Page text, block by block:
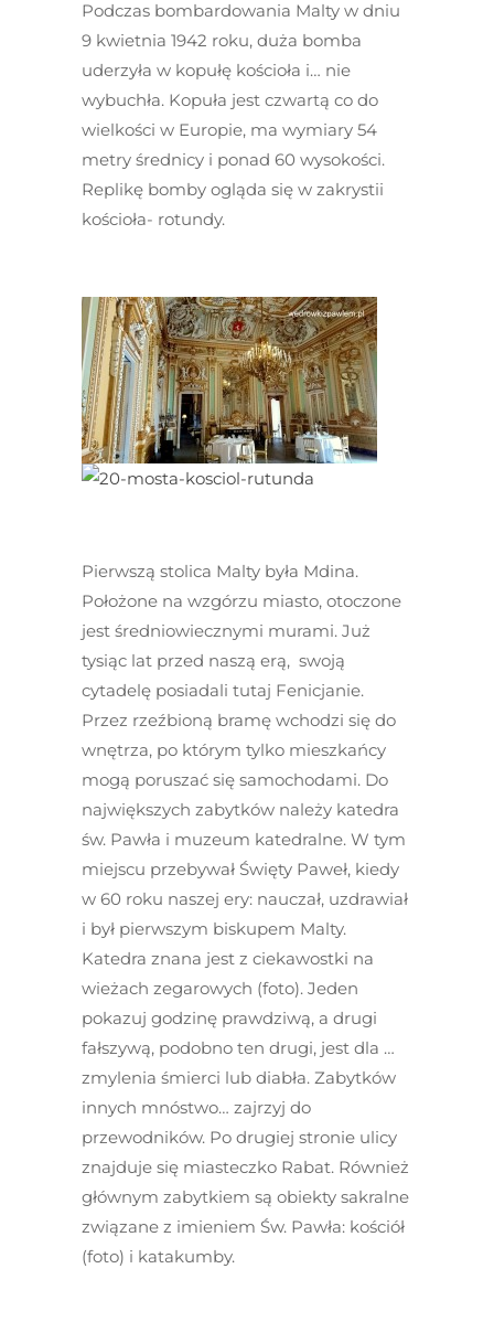
Podczas bombardowania Malty w dniu
9 kwietnia 1942 roku, duża bomba
uderzyła w kopułę kościoła i… nie
wybuchła. Kopuła jest czwartą co do
wielkości w Europie, ma wymiary 54
metry średnicy i ponad 60 wysokości.
Replikę bomby ogląda się w zakrystii
kościoła- rotundy.
Pierwszą stolica Malty była Mdina.
Położone na wzgórzu miasto, otoczone
jest średniowiecznymi murami. Już
tysiąc lat przed naszą erą, swoją
cytadelę posiadali tutaj Fenicjanie.
Przez rzeźbioną bramę wchodzi się do
wnętrza, po którym tylko mieszkańcy
mogą poruszać się samochodami. Do
największych zabytków należy katedra
św. Pawła i muzeum katedralne. W tym
miejscu przebywał Święty Paweł, kiedy
w 60 roku naszej ery: nauczał, uzdrawiał
i był pierwszym biskupem Malty.
Katedra znana jest z ciekawostki na
wieżach zegarowych (foto). Jeden
pokazuj godzinę prawdziwą, a drugi
fałszywą, podobno ten drugi, jest dla …
zmylenia śmierci lub diabła. Zabytków
innych mnóstwo… zajrzyj do
przewodników. Po drugiej stronie ulicy
znajduje się miasteczko Rabat. Również
głównym zabytkiem są obiekty sakralne
związane z imieniem Św. Pawła: kościół
(foto) i katakumby.